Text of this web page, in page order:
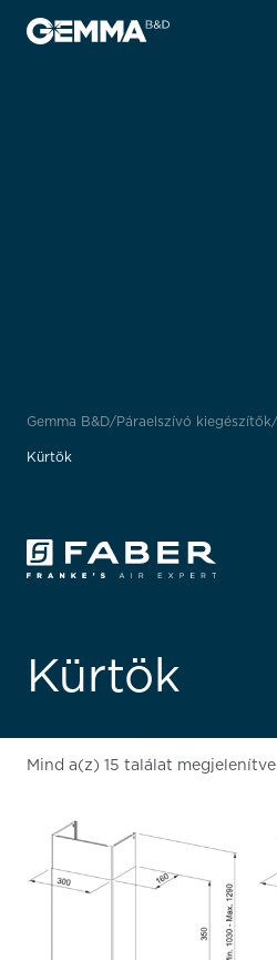
Gemma B&D Páraelszívó kiegészítők
Kürtök
Kürtök
Mind a(z) 15 találat megjelenítve